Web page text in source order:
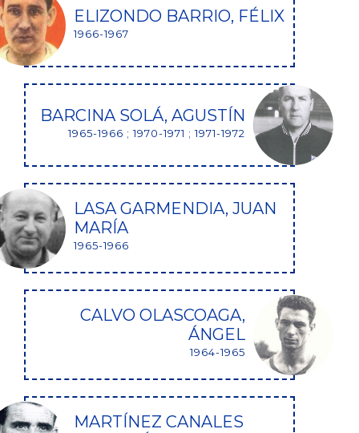
ELIZONDO BARRIO, FÉLIX
1966-1967
BARCINA SOLÁ, AGUSTÍN
1965-1966 ; 1970-1971 ; 1971-1972
LASA GARMENDIA, JUAN
MARÍA
1965-1966
CALVO OLASCOAGA,
ÁNGEL
1964-1965
MARTÍNEZ CANALES